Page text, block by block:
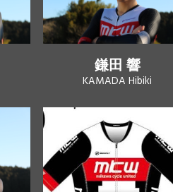
鎌田 響
KAMADA Hibiki